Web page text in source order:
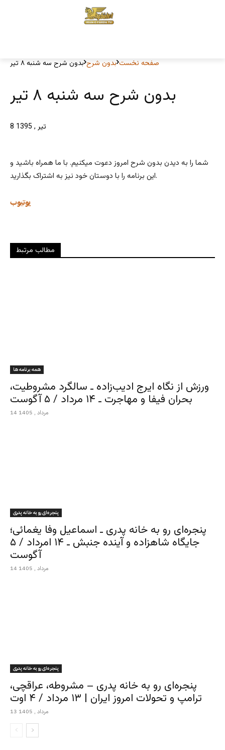
صفحه نخست بدون شرح بدون شرح سه شنبه ۸ تیر
بدون شرح سه شنبه ۸ تیر
8 تیر , 1395
شما را به دیدن بدون شرح امروز دعوت میکنیم. با ما همراه باشید و
این برنامه را با دوستان خود نیز به اشتراک بگذارید.
یوتیوب
مطالب مرتبط
همه برنامه ها
ورزش از نگاه ایرج ادیب‌زاده ـ سالگرد مشروطیت،
بحران فیفا و مهاجرت ـ ۱۴ مرداد / ۵ آگوست
14 مرداد , 1405
پنجره‌ای رو به خانه پدری
پنجره‌ای رو به خانه پدری ـ اسماعیل وفا یغمائی؛
جایگاه شاهزاده و آینده جنبش ـ ۱۴ امرداد / ۵
آگوست
14 مرداد , 1405
پنجره‌ای رو به خانه پدری
پنجره‌ای رو به خانه پدری – مشروطه، عراقچی،
ترامپ و تحولات امروز ایران | ۱۳ مرداد / ۴ اوت
13 مرداد , 1405